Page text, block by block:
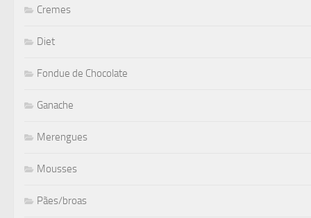
Cremes
Diet
Fondue de Chocolate
Ganache
Merengues
Mousses
Pães/broas